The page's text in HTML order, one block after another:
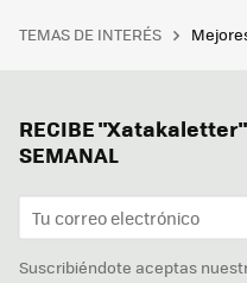
TEMAS DE INTERÉS
RECIBE
SEMANAL
Suscribiéndote aceptas